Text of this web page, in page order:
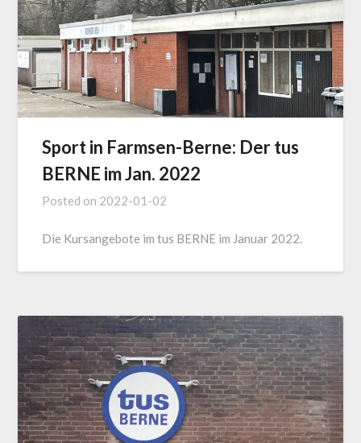
Sport in Farmsen-Berne: Der tus
BERNE im Jan. 2022
Posted on 2022-01-02
Die Kursangebote im tus BERNE im Januar 2022.